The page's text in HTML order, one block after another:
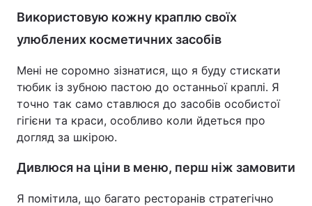
Використовую кожну краплю своїх
улюблених косметичних засобів
Мені не соромно зізнатися, що я буду стискати
тюбик із зубною пастою до останньої краплі. Я
точно так само ставлюся до засобів особистої
гігієни та краси, особливо коли йдеться про
догляд за шкірою.
Дивлюся на ціни в меню, перш ніж замовити
Я помітила, що багато ресторанів стратегічно